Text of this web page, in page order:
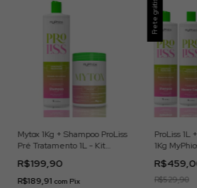
Mytox 1Kg + Shampoo ProLiss
Pré Tratamento 1L - Kit
Profissional
R$199,90
R$189,91com Pix
Frete grátis
ProLiss 1L
1Kg
R$529,90